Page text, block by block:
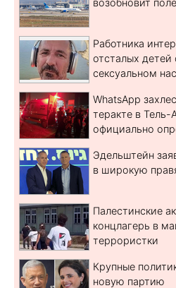
Работника
отсталых детей
сексуальном
WhatsApp
теракте в Тель-
официально
Эдельштейн
в широкую
Палестинские
концлагерь в
террористки
Крупные
новую партию